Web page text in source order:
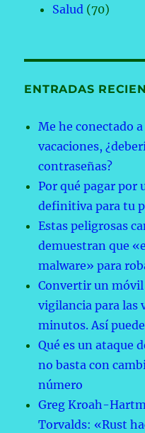
Salud (70)
ENTRADAS
Me he conectado
vacaciones,
contraseñas?
Por qué pagar por
definitiva para tu
Estas peligrosas
demuestran que
malware» para
Convertir un
vigilancia para las
minutos. Así
Qué es un ataque
no basta con
número
Greg Kroah-
Torvalds: «Rust